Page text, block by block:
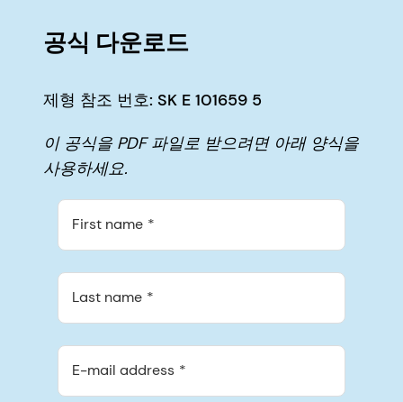
공식 다운로드
제형 참조 번호: SK E 101659 5
이 공식을 PDF 파일로 받으려면 아래 양식을
사용하세요.
First name
Last name
E-mail address